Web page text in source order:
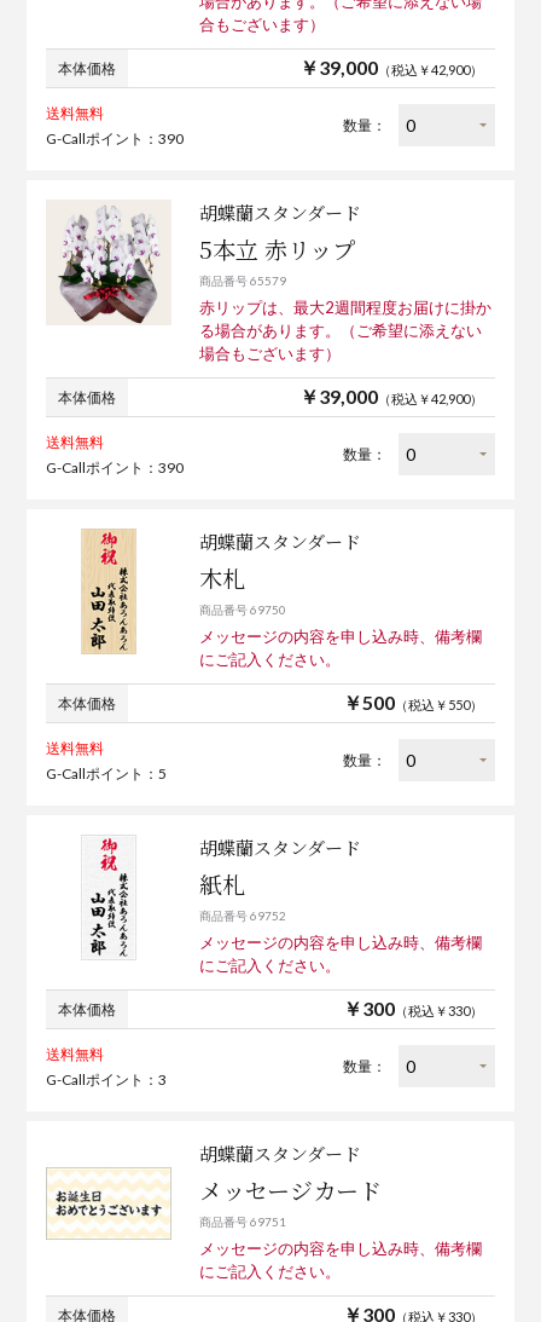
合もございます）
本体価格 ￥39,000（税込￥42,900）
送料無料
G-Callポイント：390
数量：
胡蝶蘭スタンダード
5本立 赤リップ
商品番号 65579
赤リップは、最大2週間程度お届けに掛か
る場合があります。（ご希望に添えない
場合もございます）
本体価格 ￥39,000（税込￥42,900）
送料無料
G-Callポイント：390
数量：
胡蝶蘭スタンダード
木札
商品番号 69750
メッセージの内容を申し込み時、備考欄
にご記入ください。
本体価格 ￥500（税込￥550）
送料無料
G-Callポイント：5
数量：
胡蝶蘭スタンダード
紙札
商品番号 69752
メッセージの内容を申し込み時、備考欄
にご記入ください。
本体価格 ￥300（税込￥330）
送料無料
G-Callポイント：3
数量：
胡蝶蘭スタンダード
メッセージカード
商品番号 69751
メッセージの内容を申し込み時、備考欄
にご記入ください。
本体価格 ￥300（税込￥330）